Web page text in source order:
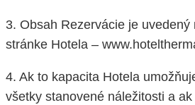
3. Obsah Rezervácie je uvedený
stránke Hotela –
4. Ak to kapacita Hotela
všetky stanovené náležitosti a